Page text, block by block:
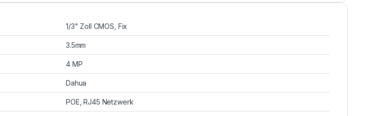
1/3" Zoll CMOS, Fix
3.5mm
4 MP
Dahua
POE, RJ45 Netzwerk